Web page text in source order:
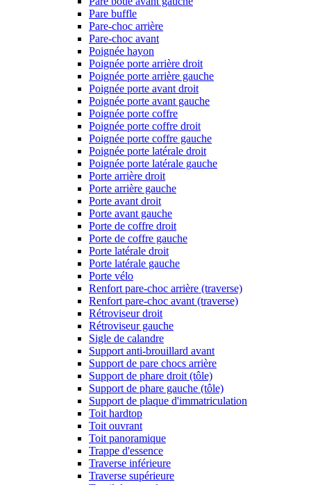
Pare buffle
Pare-choc arrière
Pare-choc avant
Poignée hayon
Poignée porte arrière droit
Poignée porte arrière gauche
Poignée porte avant droit
Poignée porte avant gauche
Poignée porte coffre
Poignée porte coffre droit
Poignée porte coffre gauche
Poignée porte latérale droit
Poignée porte latérale gauche
Porte arrière droit
Porte arrière gauche
Porte avant droit
Porte avant gauche
Porte de coffre droit
Porte de coffre gauche
Porte latérale droit
Porte latérale gauche
Porte vélo
Renfort pare-choc arrière (traverse)
Renfort pare-choc avant (traverse)
Rétroviseur droit
Rétroviseur gauche
Sigle de calandre
Support anti-brouillard avant
Support de pare chocs arrière
Support de phare droit (tôle)
Support de phare gauche (tôle)
Support de plaque d'immatriculation
Toit hardtop
Toit ouvrant
Toit panoramique
Trappe d'essence
Traverse inférieure
Traverse supérieure